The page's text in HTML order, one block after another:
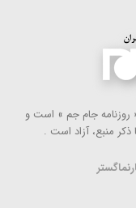
روزنامه جام جم » است و
ذكر منبع، آزاد است .